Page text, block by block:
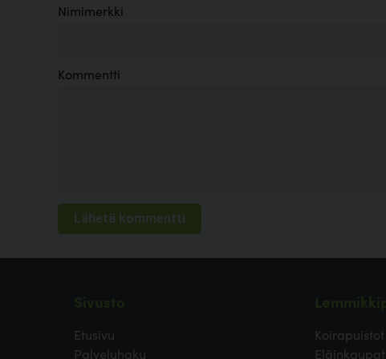
Nimimerkki
Kommentti
Etusivu
Palveluhaku
Koirapuistot
Eläinkaupat